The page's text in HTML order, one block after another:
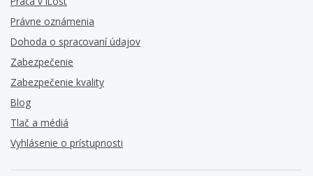
Právne oznámenia
Dohoda o spracovaní údajov
Zabezpečenie
Zabezpečenie kvality
Blog
Tlač a médiá
Vyhlásenie o prístupnosti